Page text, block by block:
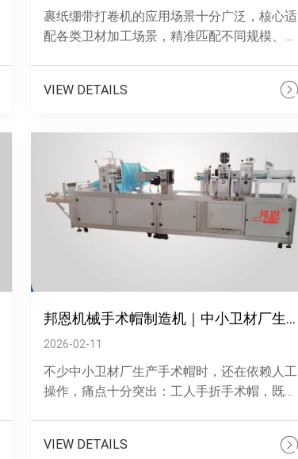
裹纸绷带打卷机的应用场景十分广泛，核心适
配各类卫材加工场景，精准匹配不同规模、不
VIEW DETAILS
邦恩机械手术帽制造机｜中小卫材厂生产好搭档
2026-02-11
不少中小卫材厂生产手术帽时，还在依赖人工
操作，痛点十分突出：工人手折手术帽，既要
响......
VIEW DETAILS